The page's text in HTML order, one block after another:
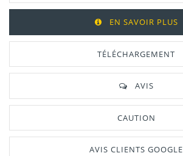
EN SAVOIR PLUS
TÉLÉCHARGEMENT
AVIS
CAUTION
AVIS CLIENTS GOOGLE